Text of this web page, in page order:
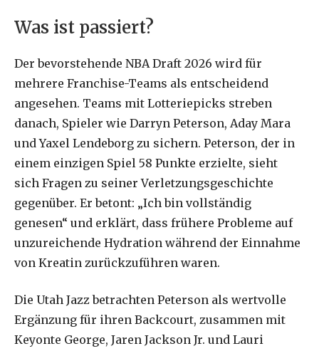
Was ist passiert?
Der bevorstehende NBA Draft 2026 wird für
mehrere Franchise-Teams als entscheidend
angesehen. Teams mit Lotteriepicks streben
danach, Spieler wie Darryn Peterson, Aday Mara
und Yaxel Lendeborg zu sichern. Peterson, der in
einem einzigen Spiel 58 Punkte erzielte, sieht
sich Fragen zu seiner Verletzungsgeschichte
gegenüber. Er betont: „Ich bin vollständig
genesen“ und erklärt, dass frühere Probleme auf
unzureichende Hydration während der Einnahme
von Kreatin zurückzuführen waren.
Die Utah Jazz betrachten Peterson als wertvolle
Ergänzung für ihren Backcourt, zusammen mit
Keyonte George, Jaren Jackson Jr. und Lauri